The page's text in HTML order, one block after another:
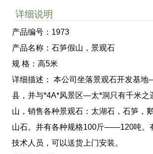
详细说明
产品编号：1973
产品名称：石笋假山，景观石
规 格：高5米
详细描述： 本公司坐落景观石开发基
县，并与*4A*风景区—太*洞只有千米之
山，销售各种景观石：太湖石，石笋，
山石。并有各种规格100斤——120吨。
技术人员，可以送货上门安装。